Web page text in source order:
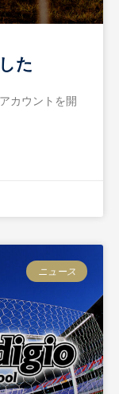
た
カウントを開
ニュース